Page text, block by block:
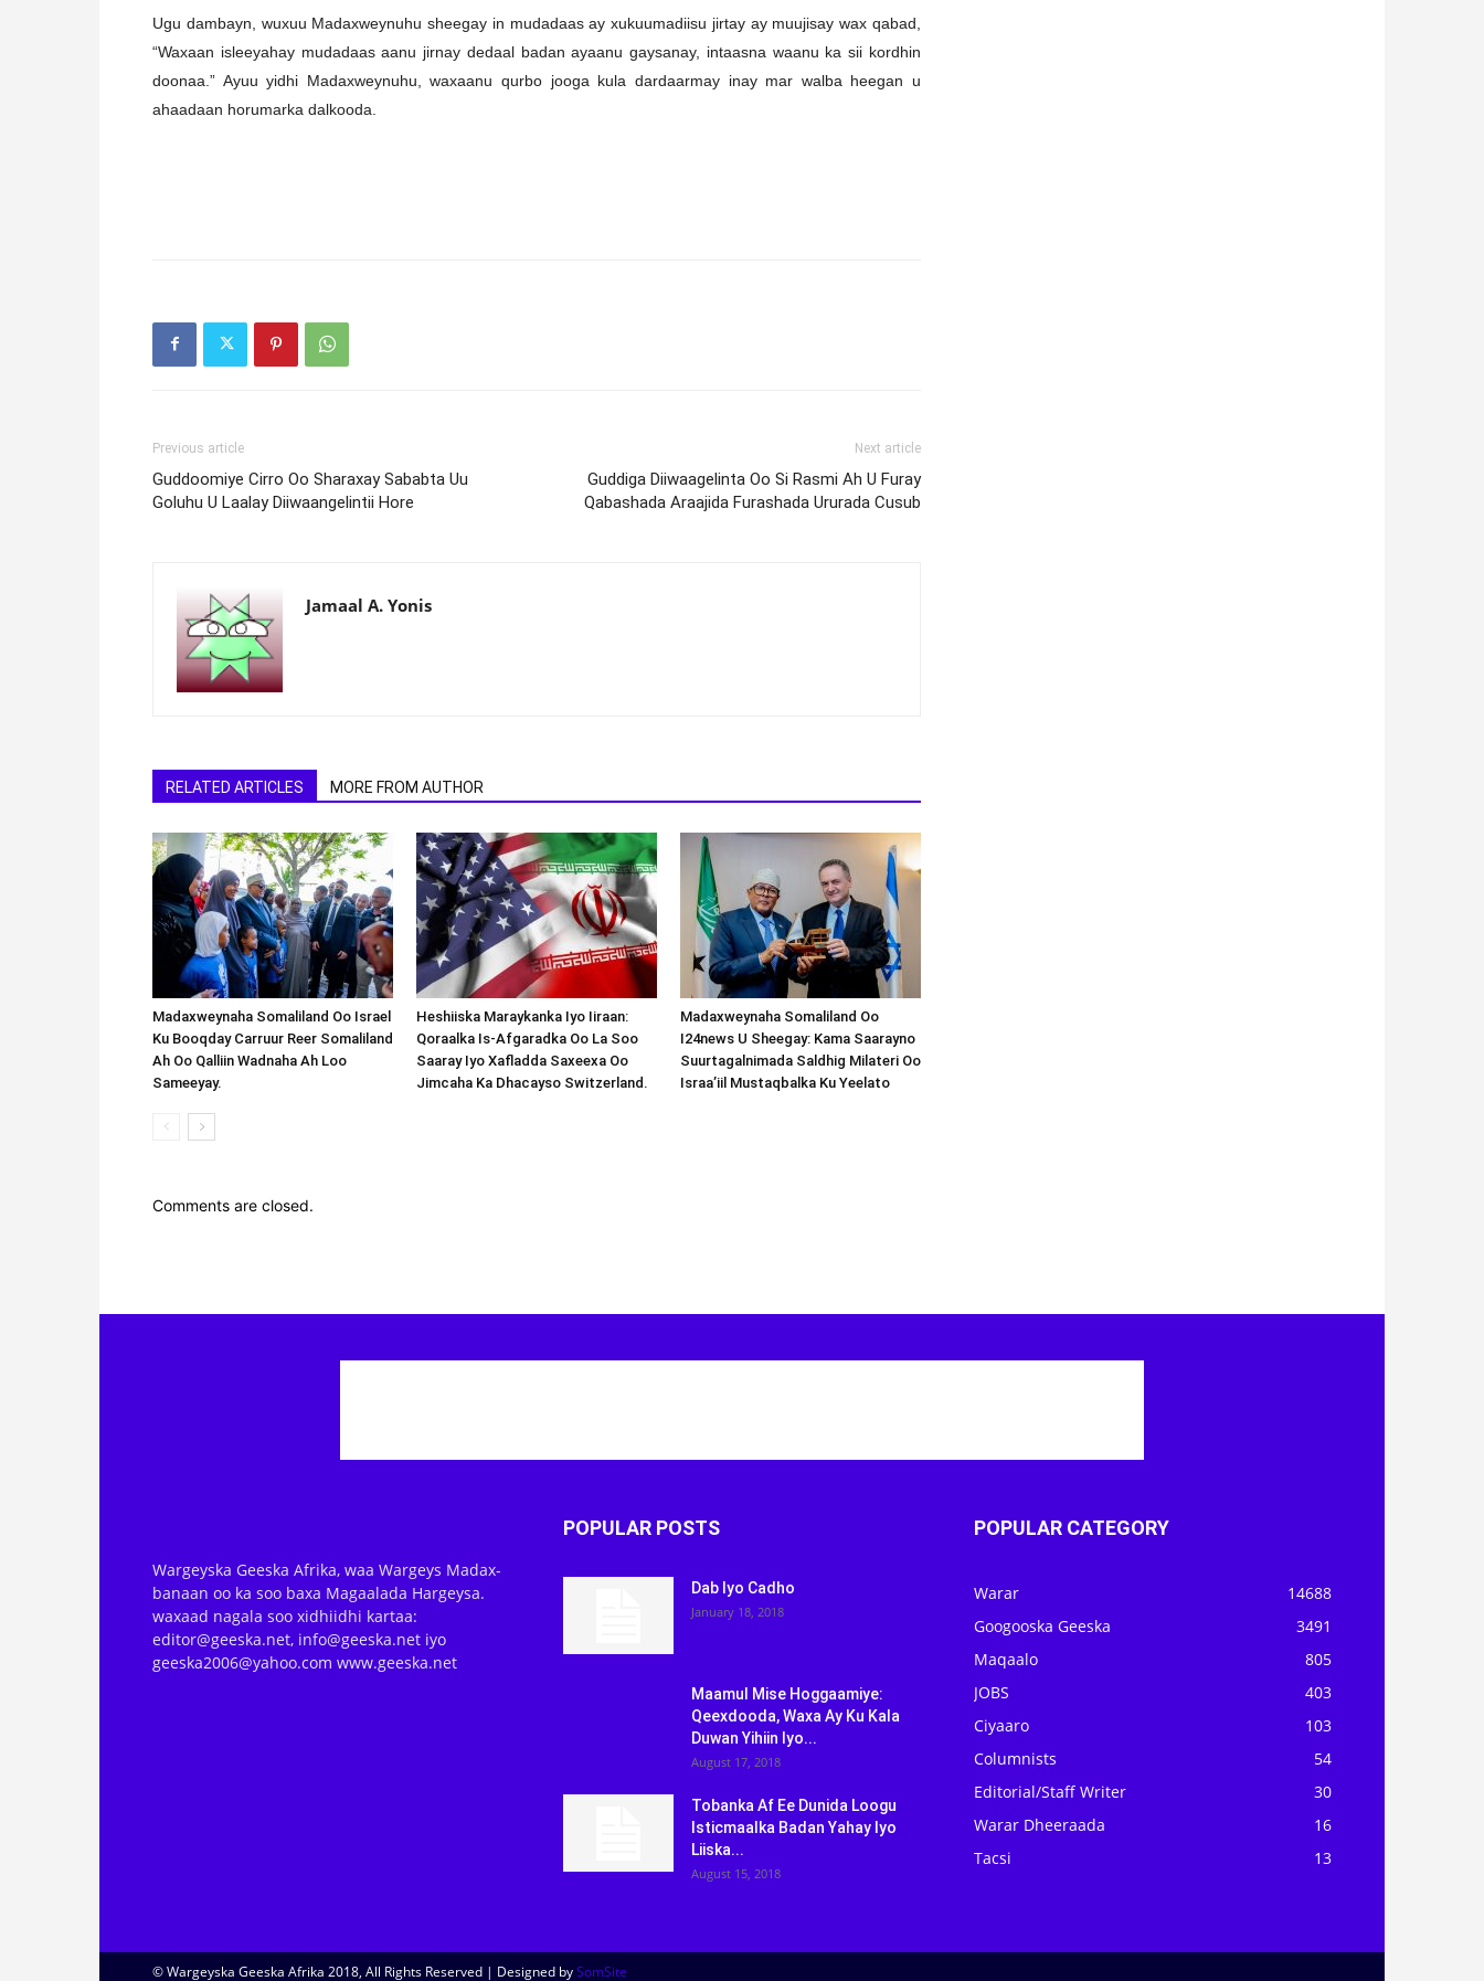
Ugu dambayn, wuxuu Madaxweynuhu sheegay in mudadaas ay xukuumadiisu jirtay ay muujisay wax qabad,
“Waxaan isleeyahay mudadaas aanu jirnay dedaal badan ayaanu gaysanay, intaasna waanu ka sii kordhin
doonaa.” Ayuu yidhi Madaxweynuhu, waxaanu qurbo jooga kula dardaarmay inay mar walba heegan u
ahaadaan horumarka dalkooda.
Previous article
Guddoomiye Cirro Oo Sharaxay Sababta Uu
Goluhu U Laalay Diiwaangelintii Hore
Next article
Guddiga Diiwaagelinta Oo Si Rasmi Ah U Furay
Qabashada Araajida Furashada Ururada Cusub
Jamaal A. Yonis
RELATED ARTICLES MORE FROM AUTHOR
Madaxweynaha Somaliland Oo Israel
Ku Booqday Carruur Reer Somaliland
Ah Oo Qalliin Wadnaha Ah Loo
Sameeyay.
Heshiiska Maraykanka Iyo Iiraan:
Qoraalka Is-Afgaradka Oo La Soo
Saaray Iyo Xafladda Saxeexa Oo
Jimcaha Ka Dhacayso Switzerland.
Madaxweynaha Somaliland Oo
I24news U Sheegay: Kama Saarayno
Suurtagalnimada Saldhig Milateri Oo
Israa’iil Mustaqbalka Ku Yeelato
Comments are closed.
Wargeyska Geeska Afrika, waa Wargeys Madax-
banaan oo ka soo baxa Magaalada Hargeysa.
waxaad nagala soo xidhiidhi kartaa:
editor@geeska.net, info@geeska.net iyo
geeska2006@yahoo.com www.geeska.net
POPULAR POSTS
Dab Iyo Cadho
January 18, 2018
Maamul Mise Hoggaamiye:
Qeexdooda, Waxa Ay Ku Kala
Duwan Yihiin Iyo...
August 17, 2018
Tobanka Af Ee Dunida Loogu
Isticmaalka Badan Yahay Iyo
Liiska...
August 15, 2018
POPULAR CATEGORY
Warar
14688
Googooska Geeska
3491
Maqaalo
805
JOBS
403
Ciyaaro
103
Columnists
54
Editorial/Staff Writer
30
Warar Dheeraada
16
Tacsi
13
© Wargeyska Geeska Afrika 2018, All Rights Reserved | Designed bySomSite